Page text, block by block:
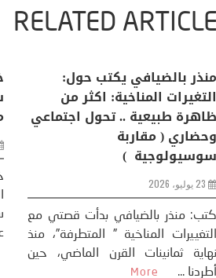
RELATED
زمن التحولات الكبرى .. كيف
يُعاد تشكيل الإنسان والعالم؟
10 يوليو، 2026
كتب: منذر بالضيافي ** المنعطف
الحضاري، ** والتحول السوسيولوجي،
** وإعادة تشكيل القوة عالميًا، **
العالم، يدخل لحظة تاريخ...
More